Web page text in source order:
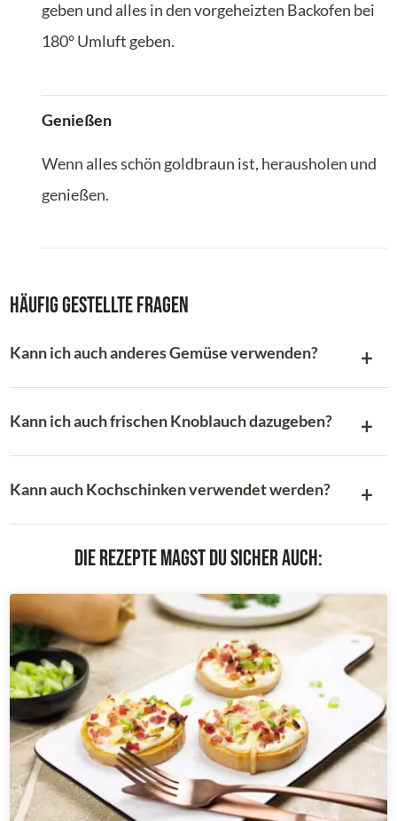
geben und alles in den vorgeheizten Backofen bei
180° Umluft geben.
Genießen
Wenn alles schön goldbraun ist, herausholen und
genießen.
Häufig gestellte Fragen
Kann ich auch anderes Gemüse verwenden?
Kann ich auch frischen Knoblauch dazugeben?
Kann auch Kochschinken verwendet werden?
Die Rezepte magst du sicher auch: